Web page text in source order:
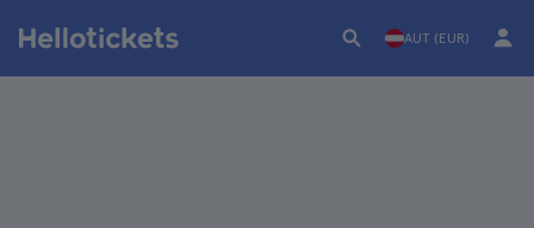
AUT (EUR)